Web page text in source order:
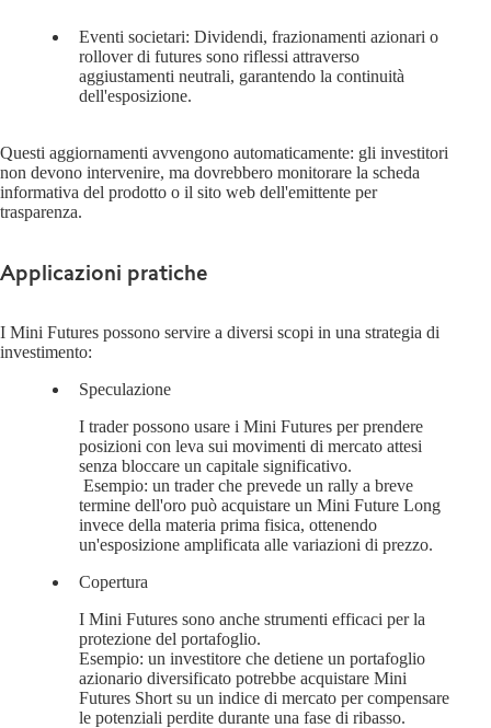
Eventi societari: Dividendi, frazionamenti azionari o
rollover di futures sono riflessi attraverso
aggiustamenti neutrali, garantendo la continuità
dell'esposizione.
Questi aggiornamenti avvengono automaticamente: gli investitori
non devono intervenire, ma dovrebbero monitorare la scheda
informativa del prodotto o il sito web dell'emittente per
trasparenza.
Applicazioni pratiche
I Mini Futures possono servire a diversi scopi in una strategia di
investimento:
Speculazione
I trader possono usare i Mini Futures per prendere
posizioni con leva sui movimenti di mercato attesi
senza bloccare un capitale significativo.
Esempio: un trader che prevede un rally a breve
termine dell'oro può acquistare un Mini Future Long
invece della materia prima fisica, ottenendo
un'esposizione amplificata alle variazioni di prezzo.
Copertura
I Mini Futures sono anche strumenti efficaci perla
protezione del portafoglio.
Esempio: un investitore che detiene un portafoglio
azionario diversificato potrebbe acquistare Mini
Futures Short su un indice di mercato per compensare
le potenziali perdite durante una fase di ribasso.